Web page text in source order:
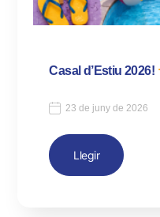
Casal d’Estiu 2026!
23 de juny de 2026
Llegir